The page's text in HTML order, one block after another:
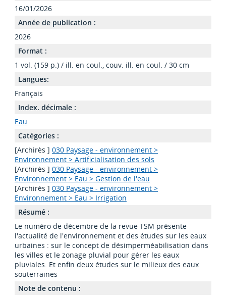
16/01/2026
Année de publication :
2026
Format :
1 vol. (159 p.) / ill. en coul., couv. ill. en coul. / 30 cm
Langues:
Français
Index. décimale :
Eau
Catégories :
[Archirès ] 030 Paysage - environnement >
Environnement > Artificialisation des sols
[Archirès ] 030 Paysage - environnement >
Environnement > Eau > Gestion de l'eau
[Archirès ] 030 Paysage - environnement >
Environnement > Eau > Irrigation
Résumé :
Le numéro de décembre de la revue TSM présente
l'actualité de l'environnement et des études sur les eaux
urbaines : sur le concept de désimperméabilisation dans
les villes et le zonage pluvial pour gérer les eaux
pluviales. Et enfin deux études sur le milieux des eaux
souterraines
Note de contenu :